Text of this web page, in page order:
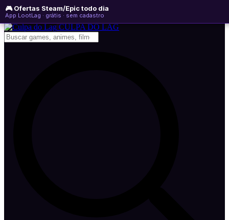
🎮 Ofertas Steam/Epic todo dia
App LootLag · grátis · sem cadastro
segunda-feira, 10 de agosto de 2026
Newsletter
CULPA DO LAG